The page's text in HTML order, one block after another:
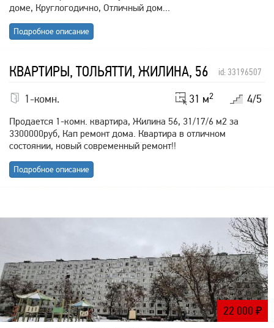
доме, Круглогодично, Отличный дом...
Подробное описание
КВАРТИРЫ, ТОЛЬЯТТИ, ЖИЛИНА, 56 id: 33196507
1-комн. 4/5
31 м2
Продается 1-комн. квартира, Жилина 56, 31/17/6 м2 за
3300000руб, Кап ремонт дома. Квартира в отличном
состоянии, новый современный ремонт!!
Подробное описание
22 000 ₽